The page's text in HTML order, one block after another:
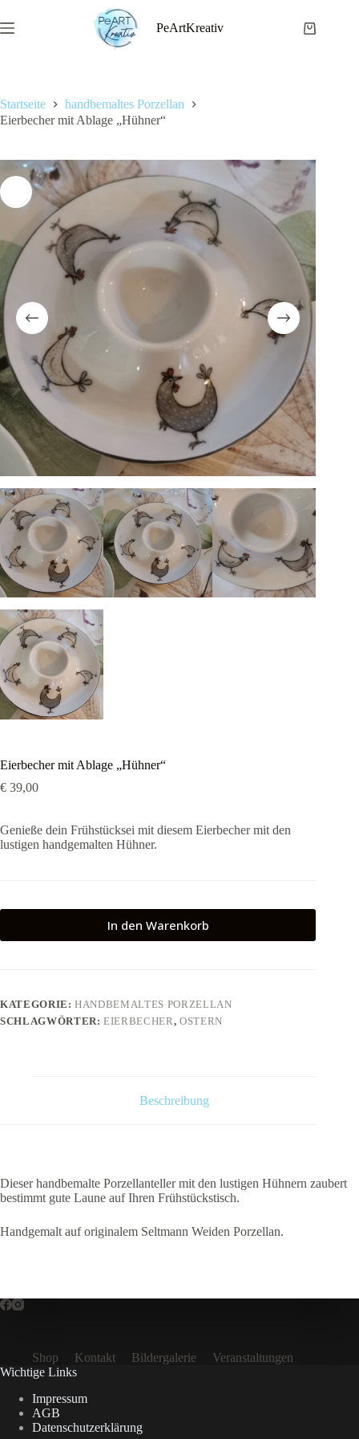
Inhalt
springen
PeArtKreativ Warenkorb
Startseite
handbemaltes Porzellan
Eierbecher mit Ablage „Hühner“
Eierbecher mit Ablage „Hühner“
€ 39,00
Genieße dein Frühstücksei mit diesem Eierbecher mit den
lustigen handgemalten Hühner.
In den Warenkorb
KATEGORIE:HANDBEMALTES PORZELLAN
SCHLAGWÖRTER:EIERBECHER , OSTERN
Beschreibung
Dieser handbemalte Porzellanteller mit den lustigen Hühnern zaubert
bestimmt gute Laune auf Ihren Frühstückstisch.
Handgemalt auf originalem Seltmann Weiden Porzellan.
Shop Kontakt Bildergalerie
Veranstaltungen
Wichtige Links
Impressum
AGB
Datenschutzerklärung